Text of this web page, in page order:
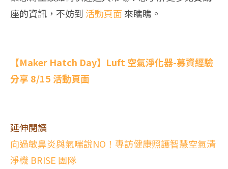
座的資訊，不妨到 活動頁面來瞧瞧。
【Maker Hatch Day】Luft 空氣淨化器-募資經驗
分享 8/15 活動頁面
延伸閱讀
向過敏鼻炎與氣喘說NO！專訪健康照護智慧空氣清
淨機 BRISE 團隊